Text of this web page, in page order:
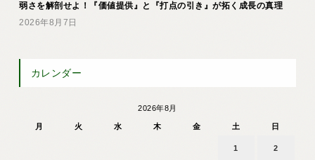
弱さを解剖せよ！『価値提供』と『打点の引き』が拓く成長の真理
2026年8月7日
カレンダー
2026年8月
月 火 水 木 金 土 日
1 2